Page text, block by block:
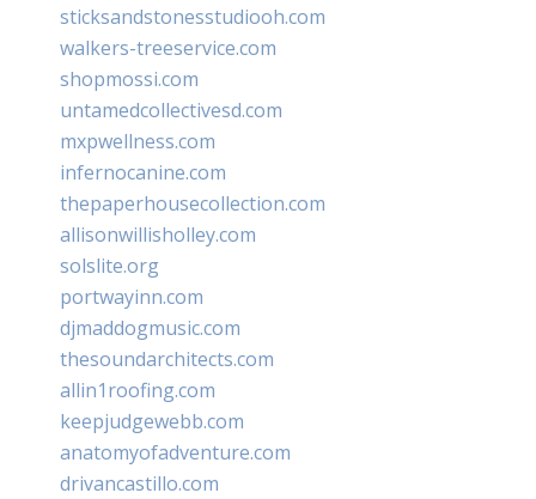
sticksandstonesstudiooh.com
walkers-treeservice.com
shopmossi.com
untamedcollectivesd.com
mxpwellness.com
infernocanine.com
thepaperhousecollection.com
allisonwillisholley.com
solslite.org
portwayinn.com
djmaddogmusic.com
thesoundarchitects.com
allin1roofing.com
keepjudgewebb.com
anatomyofadventure.com
drivancastillo.com